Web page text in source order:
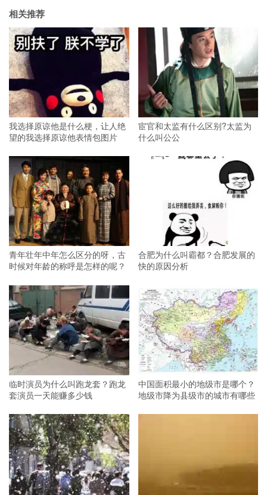
相关推荐
我选择原谅他是什么梗，让人绝
望的我选择原谅他表情包图片
宦官和太监有什么区别?太监为
什么叫公公
青年壮年中年怎么区分的呀，古
时候对年龄的称呼是怎样的呢？
合肥为什么叫霸都？合肥发展的
快的原因分析
临时演员为什么叫跑龙套？跑龙
套演员一天能赚多少钱
中国面积最小的地级市是哪个？
地级市降为县级市的城市有哪些